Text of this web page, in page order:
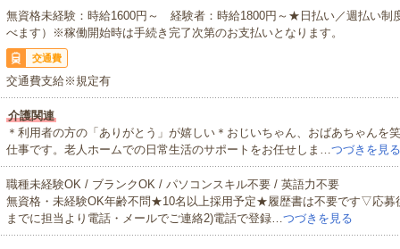
無資格未経験：時給1600円～ 経験者：時給1800円～★日払い／週払い制
べます）※稼働開始時は手続き完了次第のお支払いとなります。
交通費
交通費支給※規定有
介護関連
＊利用者の方の「ありがとう」が嬉しい＊おじいちゃん、おばあちゃんを
仕事です。老人ホームでの日常生活のサポートをお任せしま…つづきを見る
職種未経験OK / ブランクOK / パソコンスキル不要 / 英語力不要
無資格・未経験OK年齢不問★10名以上採用予定★履歴書は不要です▽応募
までに担当より電話・メールでご連絡2)電話で登録…つづきを見る